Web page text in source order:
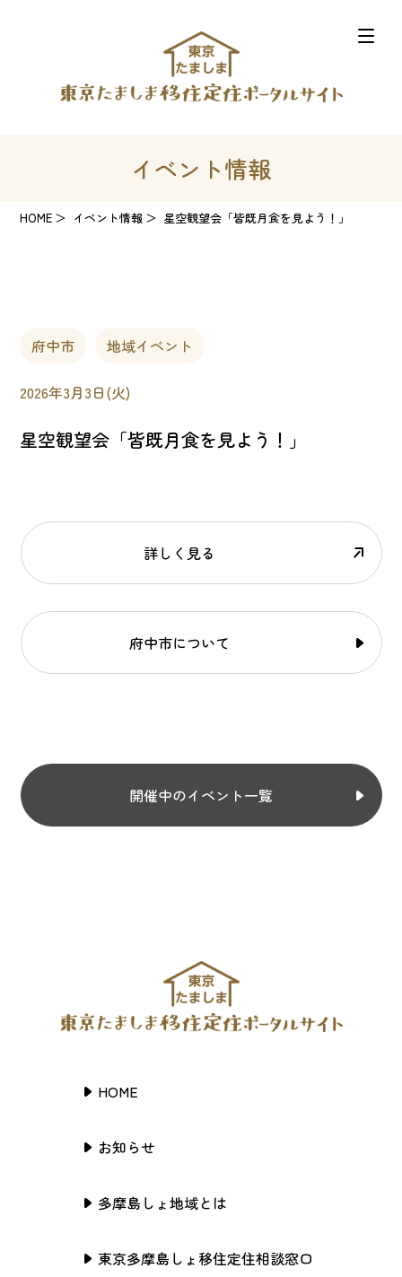
イベント情報
HOME イベント情報 星空観望会「皆既月食を見よう！」
府中市 地域イベント
2026年3月3日(火)
星空観望会「皆既月食を見よう！」
詳しく見る
府中市について
開催中のイベント一覧
HOME
お知らせ
多摩島しょ地域とは
東京多摩島しょ移住定住相談窓口